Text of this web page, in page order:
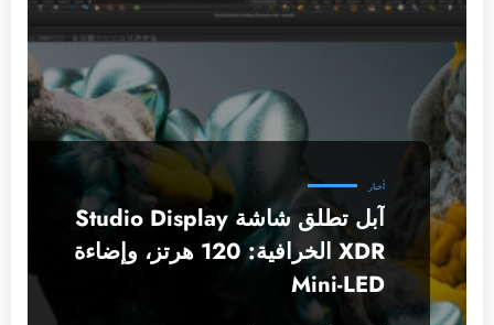
أخبار
آبل تطلق شاشة Studio Display
XDR الخرافية: 120 هرتز، وإضاءة
Mini-LED